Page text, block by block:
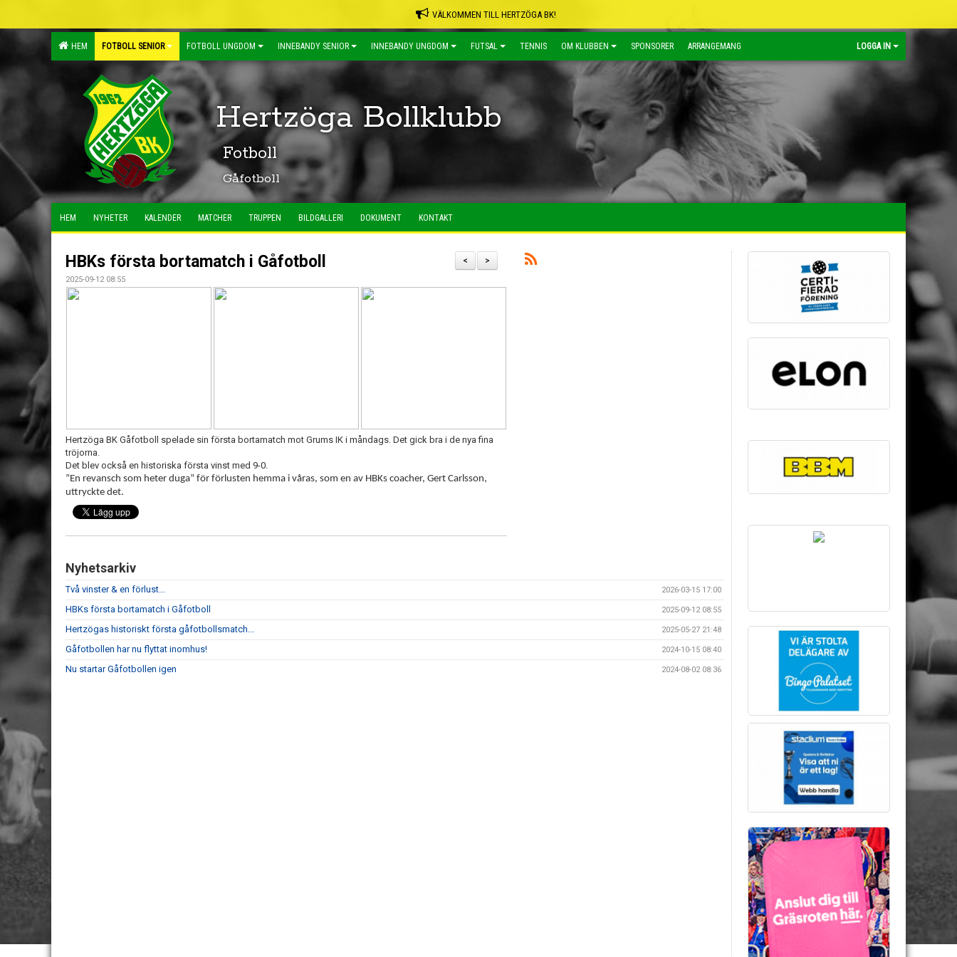
VÄLKOMMEN TILL HERTZÖGA BK!
HEM FOTBOLL SENIOR FOTBOLL UNGDOM INNEBANDY SENIOR INNEBANDY UNGDOM FUTSAL TENNIS OM KLUBBEN SPONSORER ARRANGEMANG LOGGA IN
Hertzöga Bollklubb
Fotboll
Gåfotboll
HEM NYHETER KALENDER MATCHER TRUPPEN BILDGALLERI DOKUMENT KONTAKT
>
<
HBKs första bortamatch i Gåfotboll
2025-09-12 08:55
Hertzöga BK Gåfotboll spelade sin första bortamatch mot Grums IK i måndags. Det gick bra i de nya fina
tröjorna.
Det blev också en historiska första vinst med 9-0.
”En revansch som heter duga” för förlusten hemma i våras, som en av HBKs coacher, Gert Carlsson,
uttryckte det.
Nyhetsarkiv
Två vinster & en förlust... 2026-03-15 17:00
HBKs första bortamatch i Gåfotboll 2025-09-12 08:55
Hertzögas historiskt första gåfotbollsmatch... 2025-05-27 21:48
Gåfotbollen har nu flyttat inomhus! 2024-10-15 08:40
Nu startar Gåfotbollen igen 2024-08-02 08:36